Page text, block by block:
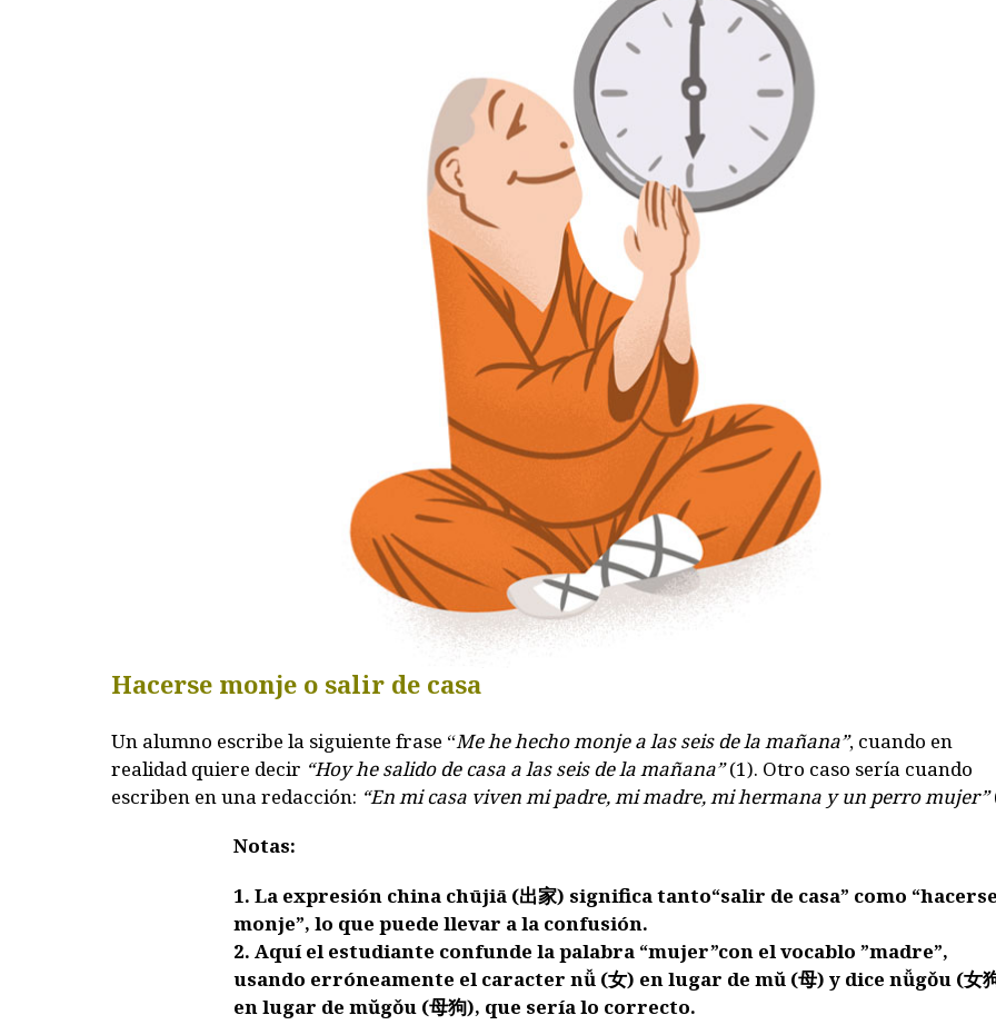
Hacerse monje o salir de casa
Un alumno escribe la siguiente frase “Me he hecho monje a las seis de la mañana”, cuando en
realidad quiere decir “Hoy he salido de casa a las seis de la mañana”(1). Otro caso sería cuando
escriben en una redacción: “En mi casa viven mi padre, mi madre, mi hermana y un perro mujer”
Notas:
1. La expresión china chūjiā (出家) significa tanto“salir de casa” como “hacerse
monje”, lo que puede llevar a la confusión.
2. Aquí el estudiante confunde la palabra “mujer”con el vocablo ”madre”,
usando erróneamente el caracter nǚ (女) en lugar de mŭ (母) y dice nǚgǒu (女
en lugar de mŭgǒu (母狗), que sería lo correcto.